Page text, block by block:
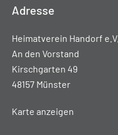
Adresse
Heimatverein Handorf e.V.
An den Vorstand
Kirschgarten 49
48157 Münster
Karte anzeigen